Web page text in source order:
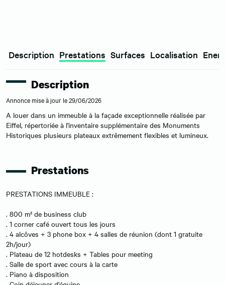
Description Prestations Surfaces Localisation
Description
Annonce mise à jour le 29/06/2026
A louer dans un immeuble à la façade exceptionnelle réalisée par
Eiffel, répertoriée à l'inventaire supplémentaire des Monuments
Historiques plusieurs plateaux extrêmement flexibles et lumineux.
Prestations
PRESTATIONS IMMEUBLE :
. 800 m² de business club
. 1 corner café ouvert tous les jours
. 4 alcôves + 3 phone box + 4 salles de réunion (dont 1 gratuite
2h/jour)
. Plateau de 12 hotdesks + Tables pour meeting
. Salle de sport avec cours à la carte
. Piano à disposition